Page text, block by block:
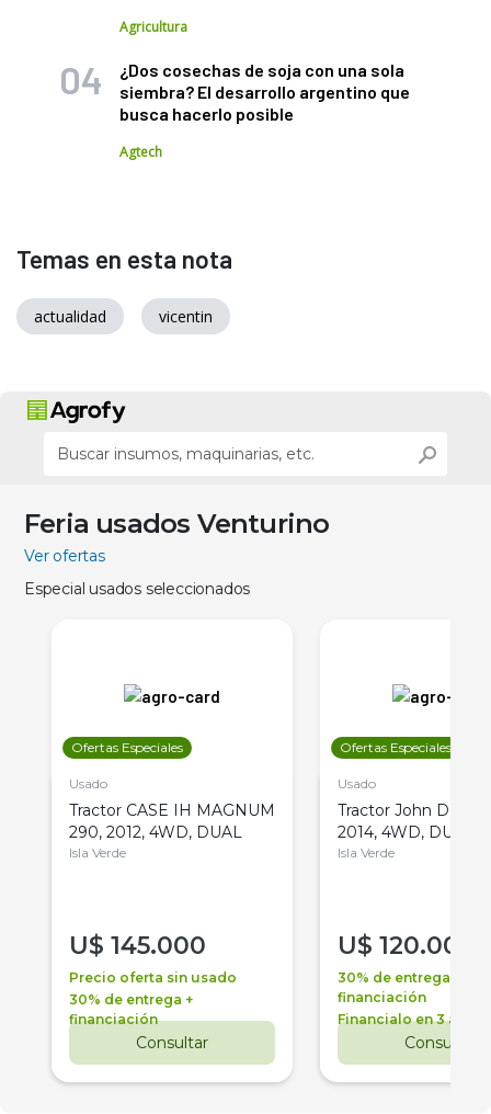
Agricultura
¿Dos cosechas de soja con una sola
siembra? El desarrollo argentino que
busca hacerlo posible
Agtech
Temas en esta nota
actualidad vicentin
Feria usados Venturino
Ver ofertas
Especial usados seleccionados
Ofertas Especiales
Usado
Tractor CASE IH MAGNUM
290, 2012, 4WD, DUAL
Isla Verde
U$ 145.000
Precio oferta sin usado
30% de entrega +
financiación
Consultar
Ofertas Especiales
Usado
Tractor John Deere
2014, 4WD, DUAL
Isla Verde
U$ 120.000
30% de entrega +
financiación
Financialo en 3 años
Consultar